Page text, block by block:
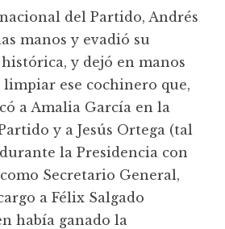
del Partido, Andrés
manos y evadió su
y dejó en manos
limpiar ese cochinero que,
a Amalia García en la
y a Jesús Ortega (tal
la Presidencia con
Secretario General,
a Félix Salgado
había ganado la